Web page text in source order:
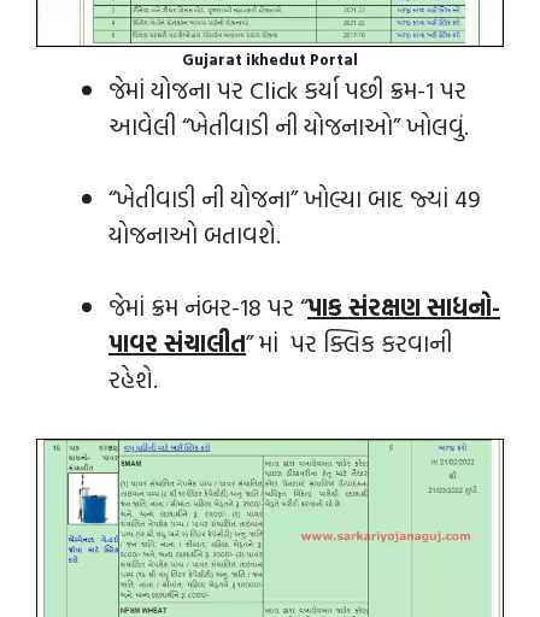
Gujarat ikhedut Portal
જેમાં યોજના પર Click કર્યા પછી ક્રમ-1 પર
આવેલી “ખેતીવાડી ની યોજનાઓ” ખોલવું.
“ખેતીવાડી ની યોજના” ખોલ્યા બાદ જ્યાં 49
યોજનાઓ બતાવશે.
જેમાં ક્રમ નંબર-18 પર “પાક સંરક્ષણ સાધનો-
પાવર સંચાલીત” માં પર ક્લિક કરવાની
રહેશે.